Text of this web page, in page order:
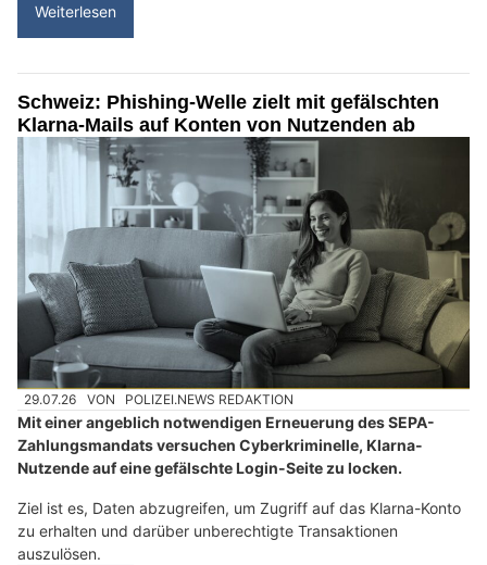
Weiterlesen
Schweiz: Phishing-Welle zielt mit gefälschten
Klarna-Mails auf Konten von Nutzenden ab
29.07.26 VON POLIZEI.NEWS REDAKTION
Mit einer angeblich notwendigen Erneuerung des SEPA-
Zahlungsmandats versuchen Cyberkriminelle, Klarna-
Nutzende auf eine gefälschte Login-Seite zu locken.
Ziel ist es, Daten abzugreifen, um Zugriff auf das Klarna-Konto
zu erhalten und darüber unberechtigte Transaktionen
auszulösen.